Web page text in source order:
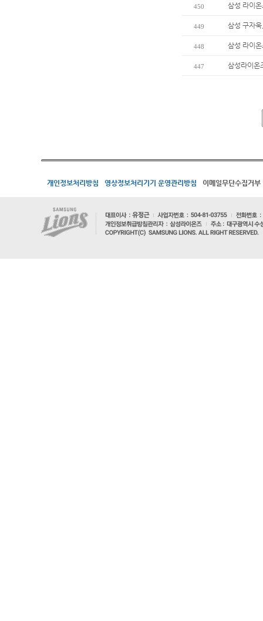
450 삼성 라이
449 삼성 구자
448 삼성 라이
447 삼성라이온
개인정보처리방침 영상정보처리기기 운영관리방침 이메일무단수집거부